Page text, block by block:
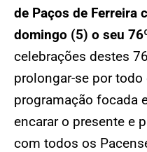
de Paços de Ferreira
domingo (5) o seu
celebrações destes
prolongar-se por
programação focada
encarar o presente e
com todos os